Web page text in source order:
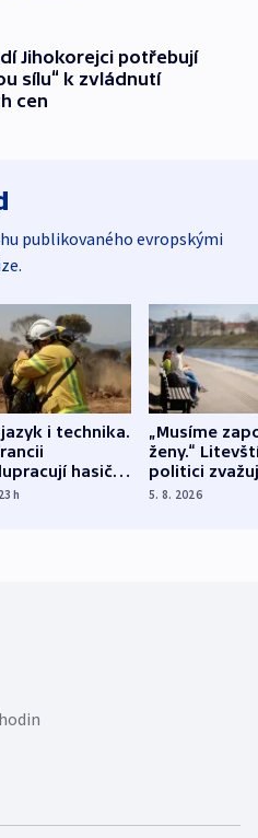
Jihokorejci potřebují
sílu“ k zvládnutí
cen
publikovaného evropskými
jazyk i technika.
hasiči z
zemí
h
„Musíme
ženy.“
politici
dohodu o
5. 8. 2026